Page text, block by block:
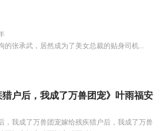
的张承武，居然成为了美女总裁的贴身司机...
猎户后，我成了万兽团宠》叶雨福安
，我成了万兽团宠嫁给残疾猎户后，我成了万兽